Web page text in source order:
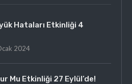
Hataları Etkinliği 4
2024
Mu Etkinliği 27 Eylül’de!